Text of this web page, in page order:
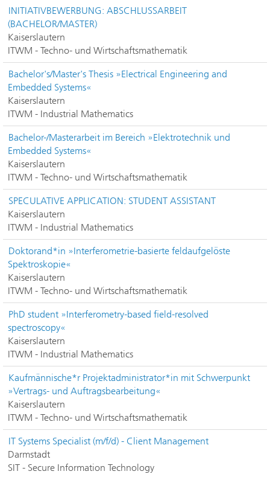
INITIATIVBEWERBUNG: ABSCHLUSSARBEIT
(BACHELOR/MASTER)
Kaiserslautern
ITWM - Techno- und Wirtschaftsmathematik
Bachelor's/Master's Thesis »Electrical Engineering and
Embedded Systems«
Kaiserslautern
ITWM - Industrial Mathematics
Bachelor-/Masterarbeit im Bereich »Elektrotechnik und
Embedded Systems«
Kaiserslautern
ITWM - Techno- und Wirtschaftsmathematik
SPECULATIVE APPLICATION: STUDENT ASSISTANT
Kaiserslautern
ITWM - Industrial Mathematics
Doktorand*in »Interferometrie-basierte feldaufgelöste
Spektroskopie«
Kaiserslautern
ITWM - Techno- und Wirtschaftsmathematik
PhD student »Interferometry-based field-resolved
spectroscopy«
Kaiserslautern
ITWM - Industrial Mathematics
Kaufmännische*r Projektadministrator*in mit Schwerpunkt
»Vertrags- und Auftragsbearbeitung«
Kaiserslautern
ITWM - Techno- und Wirtschaftsmathematik
IT Systems Specialist (m/f/d) - Client Management
Darmstadt
SIT - Secure Information Technology